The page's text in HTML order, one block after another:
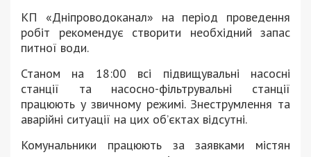
КП «Дніпроводоканал» на період проведення
робіт рекомендує створити необхідний запас
питної води.
Станом на 18:00 всі підвищувальні насосні
станції та насосно-фільтрувальні станції
працюють у звичному режимі. Знеструмлення та
аварійні ситуації на цих об’єктах відсутні.
Комунальники працюють за заявками містян